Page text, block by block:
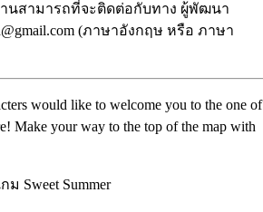
านสามารถที่จะติดต่อกับทาง ผู้พัฒนา
(ภาษาอังกฤษ หรือ ภาษา
would like to welcome you to the one of
Make your way to the top of the map with